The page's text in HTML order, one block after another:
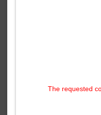
The requested